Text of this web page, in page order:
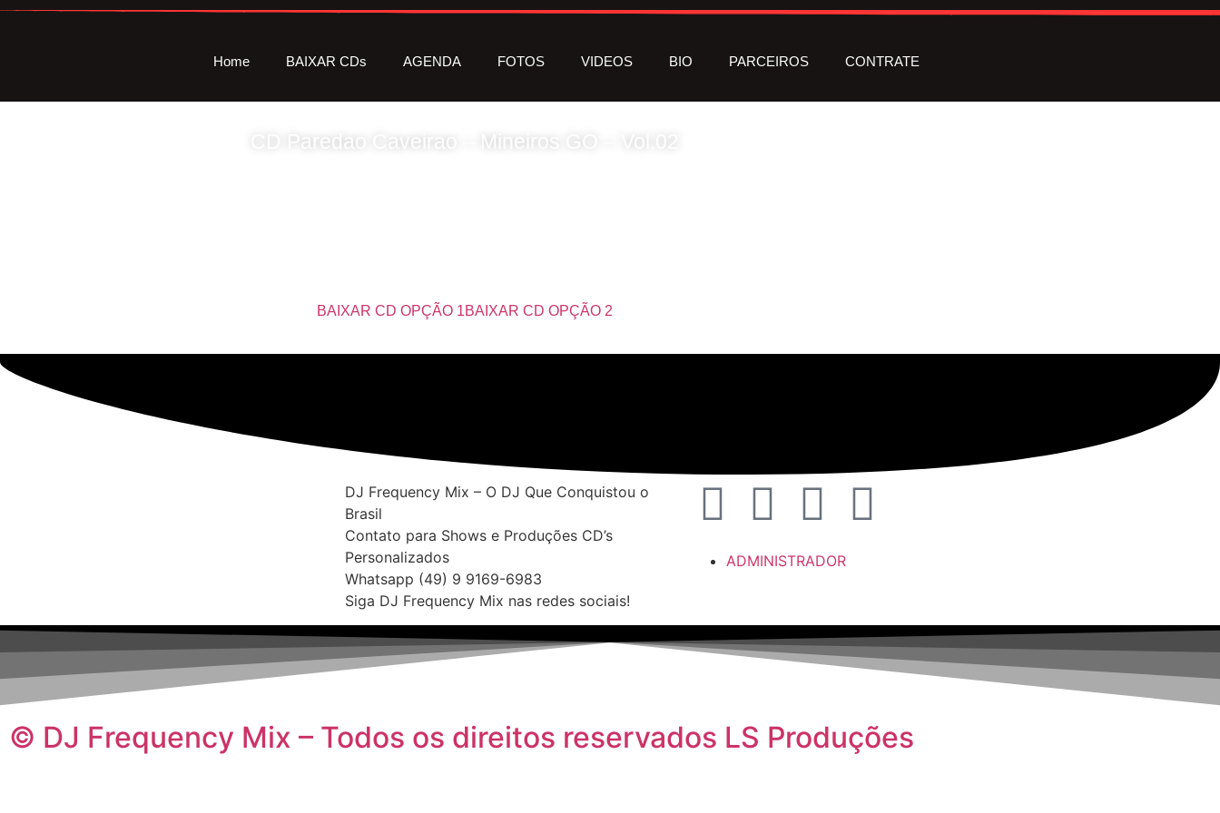
Home BAIXAR CDs AGENDA FOTOS VIDEOS BIO PARCEIROS CONTRATE
CD Paredao Caveirao – Mineiros GO – Vol.02
BAIXAR CD OPÇÃO 1BAIXAR CD OPÇÃO 2
DJ Frequency Mix – O DJ Que Conquistou o
Brasil
Contato para Shows e Produções CD’s
Personalizados
Whatsapp (49) 9 9169-6983
Siga DJ Frequency Mix nas redes sociais!
ADMINISTRADOR
© DJ Frequency Mix – Todos os direitos reservados LS Produções